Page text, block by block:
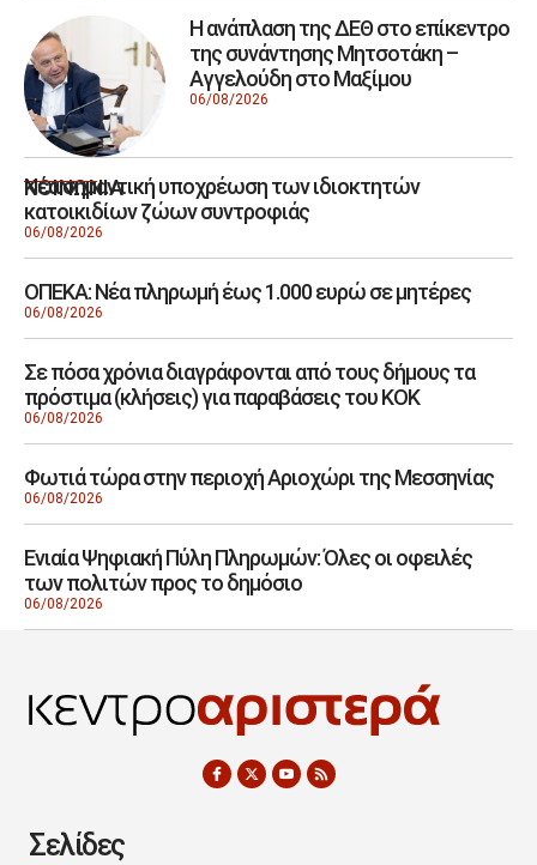
Η ανάπλαση της ΔΕΘ στο επίκεντρο
της συνάντησης Μητσοτάκη –
Αγγελούδη στο Μαξίμου
06/08/2026
ΚΟΙΝΩΝΙΑ
Νέα σημαντική υποχρέωση των ιδιοκτητών
κατοικιδίων ζώων συντροφιάς
06/08/2026
ΟΠΕΚΑ: Νέα πληρωμή έως 1.000 ευρώ σε μητέρες
06/08/2026
Σε πόσα χρόνια διαγράφονται από τους δήμους τα
πρόστιμα (κλήσεις) για παραβάσεις του ΚΟΚ
06/08/2026
Φωτιά τώρα στην περιοχή Αριοχώρι της Μεσσηνίας
06/08/2026
Ενιαία Ψηφιακή Πύλη Πληρωμών: Όλες οι οφειλές
των πολιτών προς το δημόσιο
06/08/2026
Σελίδες